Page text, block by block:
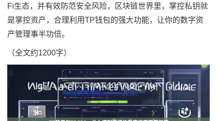
Fi生态，并有效防范安全风险，区块链世界里，掌控私钥就
是掌控资产，合理利用TP钱包的强大功能，让你的数字资
产管理事半功倍。
（全文约1200字）